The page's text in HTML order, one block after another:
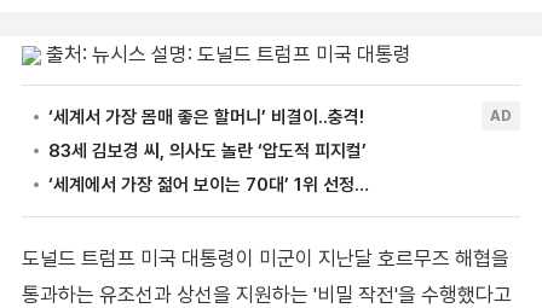
출처: 뉴시스 설명: 도널드 트럼프 미국 대통령
도널드 트럼프 미국 대통령이 미군이 지난달 호르무즈 해협을
통과하는 유조선과 상선을 지원하는 '비밀 작전'을 수행했다고